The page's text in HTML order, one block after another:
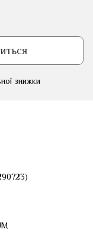
знижки